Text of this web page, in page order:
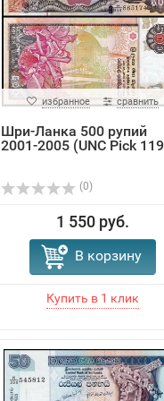
избранное сравнить
Шри-Ланка 500 рупий
2001-2005 (UNC Pick
(0)
1 550 руб.
В корзину